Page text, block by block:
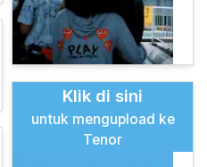
Klik di sini
untuk mengupload ke
Tenor